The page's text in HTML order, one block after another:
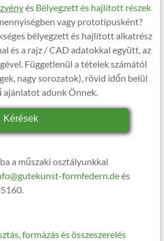
ésBélyegzett és hajlított részek
vagy prototípusként?
bélyegzett és hajlított alkatrész
és a rajz / CAD adatokkal együtt, az
Függetlenül a tételek számától
nagy sorozatok), rövid időn belül
ajánlatot adunk Önnek.
Kérések
a műszaki osztályunkkal
formfedern.deés
formázás és összeszerelés